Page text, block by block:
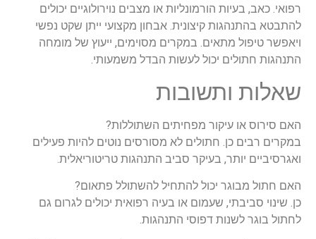
רפואי. כאב, בעיות הורמונליות או מצבים נוירולוגיים יכולים
להתבטא בהתנהגות קיצונית. אבחון מקצועי ייתן שקט נפשי
ויאפשר טיפול מתאים. במקרים מסוימים, ייעוץ של מומחה
התנהגות חתולים יכול לעשות הבדל משמעותי.
שאלות ותשובות
האם סירוס או עיקור מפחיתים השתוללות?
במקרים רבים כן חתולים לא מסורסים נוטים להיות פעילים
ואגרסיביים יותר, בעיקר סביב התנהגות טריטוריאלית
האם חתול מבוגר יכול להתחיל להשתולל פתאום?
כן. שינוי סביבתי, שעמום או בעיה רפואית יכולים לגרום גם
לחתול בוגר לשנות דפוסי התנהגות.